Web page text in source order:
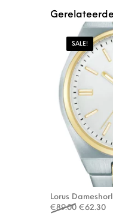
SALE!
Lorus
€89.00 €62.30